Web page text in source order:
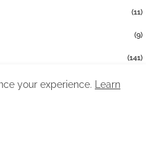
(9)
(141)
(11)
your experience.
Learn